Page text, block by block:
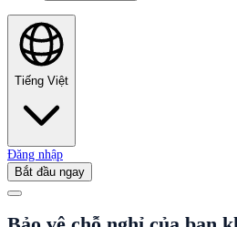
Tiếng Việt
Đăng nhập
Bắt đầu ngay